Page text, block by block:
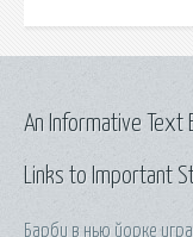
Links to Important
Барби в нью йорке игра
An Informative Text